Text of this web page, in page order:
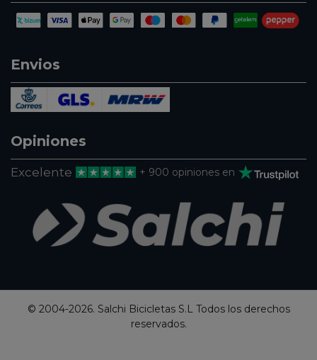
Envios
Opiniones
Excelente + 900 opiniones en
© 2004-2026. Salchi Bicicletas S.L Todos los derechos
reservados.